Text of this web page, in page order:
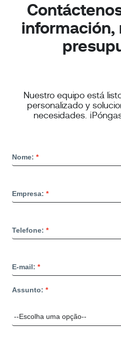
información,
Nuestro equipo está
personalizado y
necesidades.
Nome:
Empresa:
Telefone:
E-mail:
Assunto: